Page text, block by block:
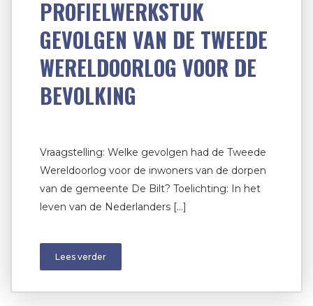
PROFIELWERKSTUK
GEVOLGEN VAN DE TWEEDE
WERELDOORLOG VOOR DE
BEVOLKING
Vraagstelling: Welke gevolgen had de Tweede
Wereldoorlog voor de inwoners van de dorpen
van de gemeente De Bilt? Toelichting: In het
leven van de Nederlanders […]
Lees verder